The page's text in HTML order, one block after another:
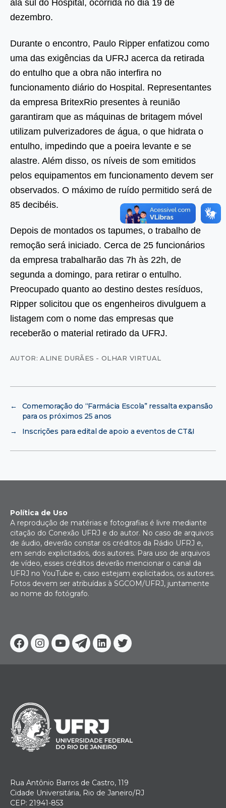
ala sul do Hospital, ocorrida no dia 19 de
dezembro.
Durante o encontro, Paulo Ripper enfatizou como
uma das exigências da UFRJ acerca da retirada
do entulho que a obra não interfira no
funcionamento diário do Hospital. Representantes
da empresa BritexRio presentes à reunião
garantiram que as máquinas de britagem móvel
utilizam pulverizadores de água, o que hidrata o
entulho, impedindo que a poeira levante e se
alastre. Além disso, os níveis de som emitidos
pelos equipamentos em funcionamento devem ser
observados. O máximo de ruído permitido será de
85 decibéis.
Depois de montados os tapumes, o trabalho de
remoção será iniciado. Cerca de 25 funcionários
da empresa trabalharão das 7h às 22h, de
segunda a domingo, para retirar o entulho.
Preocupado quanto ao destino destes resíduos,
Ripper solicitou que os engenheiros divulguem a
listagem com o nome das empresas que
receberão o material retirado da UFRJ.
AUTOR: ALINE DURÃES - OLHAR VIRTUAL
←
Comemoração do “Farmácia Escola” ressalta expansão
para os próximos 25 anos
→
Inscrições para edital de apoio a eventos de CT&I
Facebook
Instagram
YoutubeTelegram
Linkedin
Twitter
Política de Uso
A reprodução de matérias e fotografias é livre mediante
citação do Conexão UFRJ e do autor. No caso de arquivos
de áudio, deverão constar os créditos da Rádio UFRJ e,
em sendo explicitados, dos autores. Para uso de arquivos
de vídeo, esses créditos deverão mencionar o canal da
UFRJ no YouTube e, caso estejam explicitados, os autores.
Fotos devem ser atribuídas à SGCOM/UFRJ, juntamente
ao nome do fotógrafo.
Rua Antônio Barros de Castro, 119
Cidade Universitária, Rio de Janeiro/RJ
CEP: 21941-853